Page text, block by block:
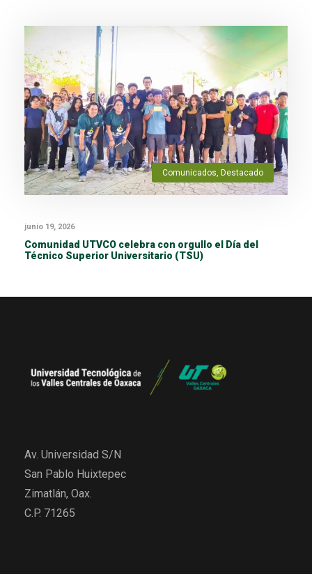
Comunicados, Destacado
junio 19, 2026
Comunidad UTVCO celebra con orgullo el Día del
Técnico Superior Universitario (TSU)
Av. Universidad S/N
San Pablo Huixtepec
Zimatlán, Oax.
C.P. 71265